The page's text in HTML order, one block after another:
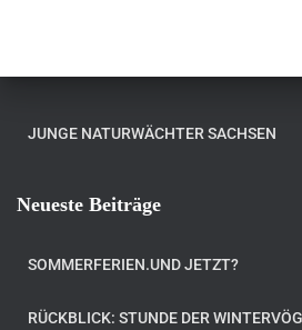
JUNGE NATURWÄCHTER SACHSEN
Neueste Beiträge
SOMMERFERIEN.UND JETZT?
RÜCKBLICK: STUNDE DER